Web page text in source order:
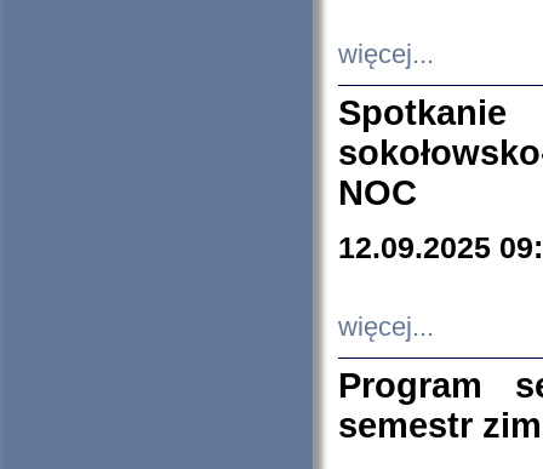
więcej...
NOC
12.09.2025
więcej...
Program
semestr